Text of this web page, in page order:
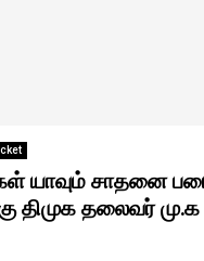
யாவும் சாதனை
திமுக தலைவர்